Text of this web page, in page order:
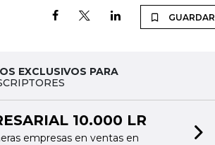
GUARDAR
EXCLUSIVOS PARA
10.000 LR
empresas en ventas en